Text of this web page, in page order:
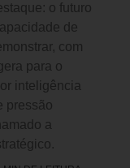
o futuro
de
com
para o
inteligência
pressão
a